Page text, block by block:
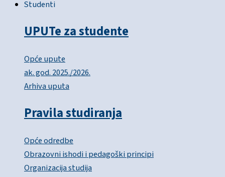
Studenti
UPUTe za studente
Opće upute
ak. god. 2025./2026.
Arhiva uputa
Pravila studiranja
Opće odredbe
Obrazovni ishodi i pedagoški principi
Organizacija studija